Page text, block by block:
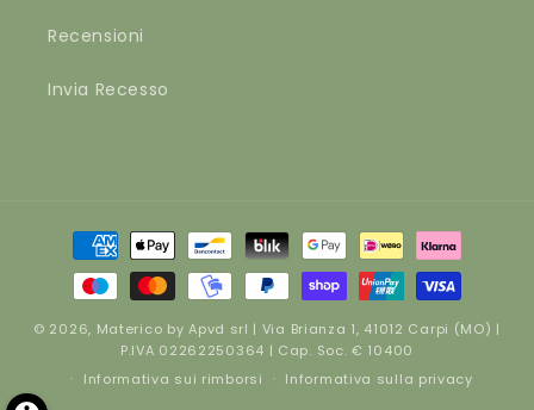
Recensioni
Invia Recesso
Metodi
pagamento
© 2026, Materico by Apvd srl | Via Brianza 1, 41012 Carpi (MO) |
P.IVA 02262250364 | Cap. Soc. € 10400
Informativa sui rimborsi
Informativa sulla privacy